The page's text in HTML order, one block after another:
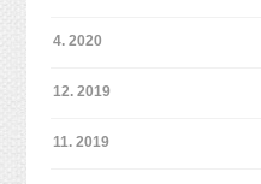
4. 2020
12. 2019
11. 2019